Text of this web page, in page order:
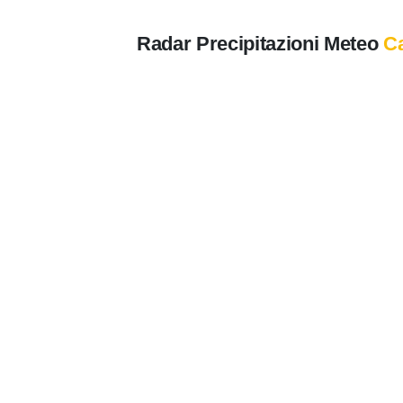
Radar Precipitazioni Meteo